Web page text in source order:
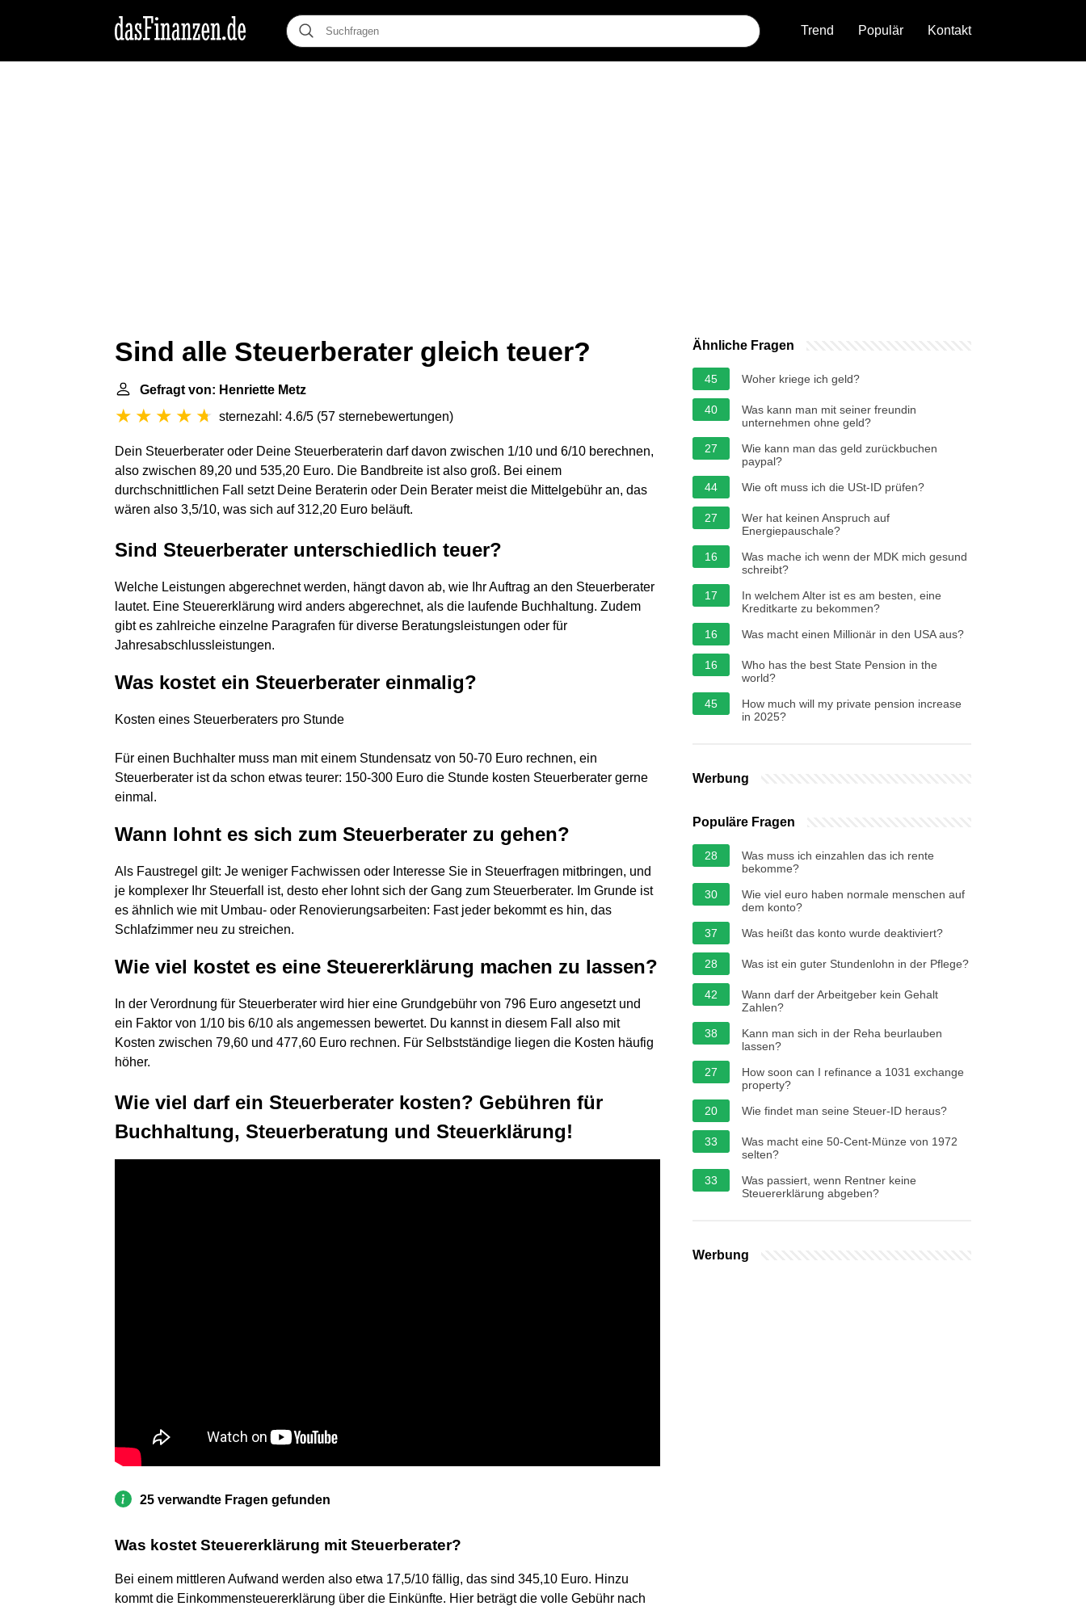
Trend Populär Kontakt
Sind alle Steuerberater gleich teuer?
Gefragt von: Henriette Metz
sternezahl: 4.6/5 (57 sternebewertungen)
Dein Steuerberater oder Deine Steuerberaterin darf davon zwischen 1/10 und 6/10 berechnen,
also zwischen 89,20 und 535,20 Euro. Die Bandbreite ist also groß. Bei einem
durchschnittlichen Fall setzt Deine Beraterin oder Dein Berater meist die Mittelgebühr an, das
wären also 3,5/10, was sich auf 312,20 Euro beläuft.
Sind Steuerberater unterschiedlich teuer?
Welche Leistungen abgerechnet werden, hängt davon ab, wie Ihr Auftrag an den Steuerberater
lautet. Eine Steuererklärung wird anders abgerechnet, als die laufende Buchhaltung. Zudem
gibt es zahlreiche einzelne Paragrafen für diverse Beratungsleistungen oder für
Jahresabschlussleistungen.
Was kostet ein Steuerberater einmalig?
Kosten eines Steuerberaters pro Stunde
Für einen Buchhalter muss man mit einem Stundensatz von 50-70 Euro rechnen, ein
Steuerberater ist da schon etwas teurer: 150-300 Euro die Stunde kosten Steuerberater gerne
einmal.
Wann lohnt es sich zum Steuerberater zu gehen?
Als Faustregel gilt: Je weniger Fachwissen oder Interesse Sie in Steuerfragen mitbringen, und
je komplexer Ihr Steuerfall ist, desto eher lohnt sich der Gang zum Steuerberater. Im Grunde ist
es ähnlich wie mit Umbau- oder Renovierungsarbeiten: Fast jeder bekommt es hin, das
Schlafzimmer neu zu streichen.
Wie viel kostet es eine Steuererklärung machen zu lassen?
In der Verordnung für Steuerberater wird hier eine Grundgebühr von 796 Euro angesetzt und
ein Faktor von 1/10 bis 6/10 als angemessen bewertet. Du kannst in diesem Fall also mit
Kosten zwischen 79,60 und 477,60 Euro rechnen. Für Selbstständige liegen die Kosten häufig
höher.
Wie viel darf ein Steuerberater kosten? Gebühren für
Buchhaltung, Steuerberatung und Steuerklärung!
25 verwandte Fragen gefunden
Was kostet Steuererklärung mit Steuerberater?
Bei einem mittleren Aufwand werden also etwa 17,5/10 fällig, das sind 345,10 Euro. Hinzu
kommt die Einkommensteuererklärung über die Einkünfte. Hier beträgt die volle Gebühr nach
Ähnliche Fragen
45 Woher kriege ich geld?
40
Was kann man mit seiner freundin
unternehmen ohne geld?
27
Wie kann man das geld zurückbuchen
paypal?
44
Wie oft muss ich die USt-ID prüfen?
27
Wer hat keinen Anspruch auf
Energiepauschale?
16
Was mache ich wenn der MDK mich gesund
schreibt?
17
In welchem ​​Alter ist es am besten, eine
Kreditkarte zu bekommen?
16
Was macht einen Millionär in den USA aus?
16
Who has the best State Pension in the
world?
45
How much will my private pension increase
in 2025?
Werbung
Populäre Fragen
28
Was muss ich einzahlen das ich rente
bekomme?
30
Wie viel euro haben normale menschen auf
dem konto?
37
Was heißt das konto wurde deaktiviert?
28 Was ist ein guter Stundenlohn in der Pflege?
42
Wann darf der Arbeitgeber kein Gehalt
Zahlen?
38
Kann man sich in der Reha beurlauben
lassen?
27
How soon can I refinance a 1031 exchange
property?
20
Wie findet man seine Steuer-ID heraus?
33
Was macht eine 50-Cent-Münze von 1972
selten?
33
Was passiert, wenn Rentner keine
Steuererklärung abgeben?
Werbung